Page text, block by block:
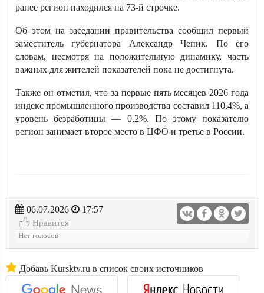
ранее регион находился на 73-й строчке.
Об этом на заседании правительства сообщил первый
заместитель губернатора Александр Чепик. По его
словам, несмотря на положительную динамику, часть
важных для жителей показателей пока не достигнута.
Также он отметил, что за первые пять месяцев 2026 года
индекс промышленного производства составил 110,4%, а
уровень безработицы — 0,2%. По этому показателю
регион занимает второе место в ЦФО и третье в России.
06.07.2026
17:57
Нравится
Нет голосов
Добавь Kursktv.ru в список своих источников